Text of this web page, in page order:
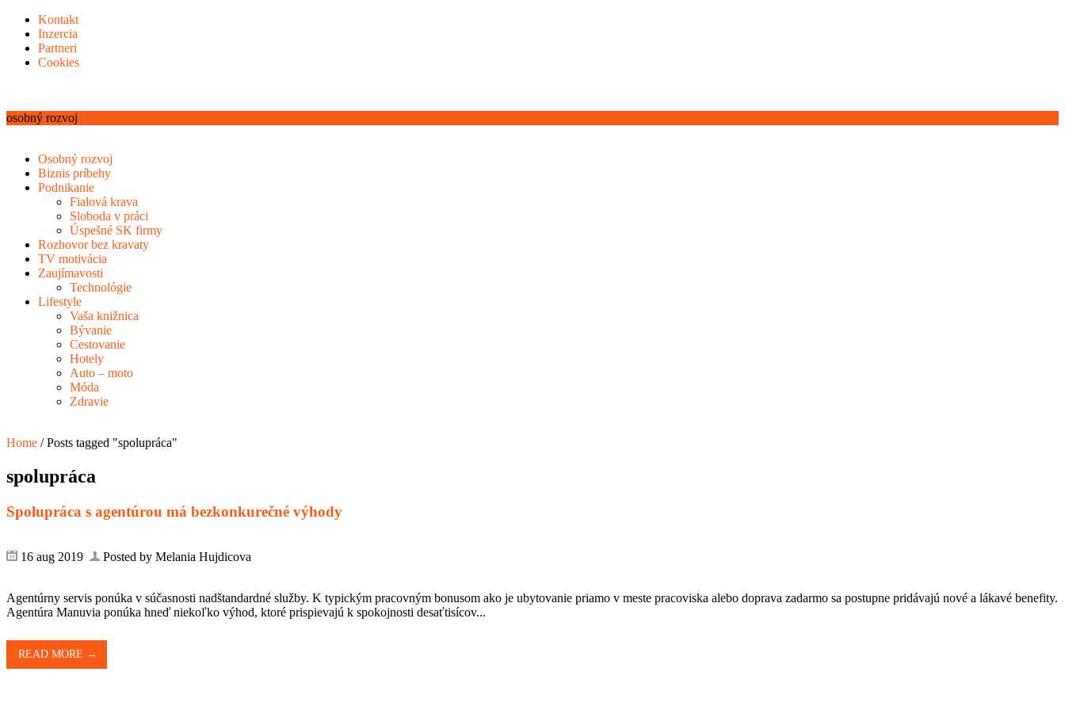
Kontakt
Inzercia
Partneri
Cookies
osobný rozvoj
Osobný rozvoj
Biznis príbehy
Podnikanie
Fialová krava
Sloboda v práci
Úspešné SK firmy
Rozhovor bez kravaty
TV motivácia
Zaujímavosti
Technológie
Lifestyle
Vaša knižnica
Bývanie
Cestovanie
Hotely
Auto – moto
Móda
Zdravie
Home /Posts tagged "spolupráca"
spolupráca
Spolupráca s agentúrou má bezkonkurečné výhody
16 aug 2019 Posted by Melania Hujdicova
Agentúrny servis ponúka v súčasnosti nadštandardné služby. K typickým pracovným bonusom ako je ubytovanie priamo v meste pracoviska alebo doprava zadarmo sa postupne pridávajú nové a lákavé benefity.
Agentúra Manuvia ponúka hneď niekoľko výhod, ktoré prispievajú k spokojnosti desaťtisícov...
READ MORE →